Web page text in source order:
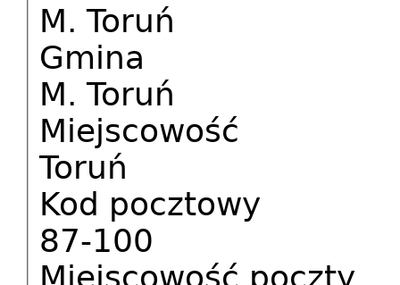
M. Toruń
Gmina
M. Toruń
Miejscowość
Toruń
Kod pocztowy
87-100
Miejscowość poczty